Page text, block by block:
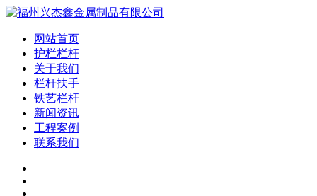
网站首页
护栏栏杆
关于我们
栏杆扶手
铁艺栏杆
新闻资讯
工程案例
联系我们